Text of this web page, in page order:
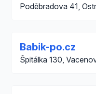
Poděbradova 41,
Babik-po.cz
Špitálka 130,